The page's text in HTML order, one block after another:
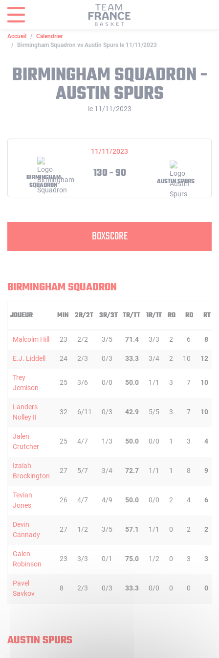
Accueil
Calendrier
Birmingham Squadron vs Austin Spurs le 11/11/2023
BIRMINGHAM SQUADRON -
AUSTIN SPURS
le 11/11/2023
11/11/2023
BIRMINGHAM
SQUADRON
130 - 90
AUSTIN SPURS
BOXSCORE
BIRMINGHAM SQUADRON
JOUEUR MIN 2R/2T 3R/3T TR/TT 1R/1T RO RD RT
Malcolm Hill 23 2/2 3/5 71.4 3/3 2 6 8
E.J. Liddell 24 2/3 0/3 33.3 3/4 2 10 12
Trey
Jemison
25 3/6 0/0 50.0 1/1 3 7 10
Landers
Nolley II
32 6/11 0/3 42.9 5/5 3 7 10
Jalen
Crutcher
25 4/7 1/3 50.0 0/0 1 3 4
Izaiah
Brockington
27 5/7 3/4 72.7 1/1 1 8 9
Tevian
Jones
26 4/7 4/9 50.0 0/0 2 4 6
Devin
Cannady
27 1/2 3/5 57.1 1/1 0 2 2
Galen
Robinson
23 3/3 0/1 75.0 1/2 0 3 3
Pavel
Savkov
8 2/3 0/3 33.3 0/0 0 0 0
AUSTIN SPURS
Panneau de gestion des cookies